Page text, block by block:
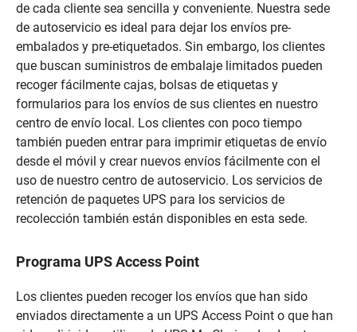
de cada cliente sea sencilla y conveniente. Nuestra sede
de autoservicio es ideal para dejar los envíos pre-
embalados y pre-etiquetados. Sin embargo, los clientes
que buscan suministros de embalaje limitados pueden
recoger fácilmente cajas, bolsas de etiquetas y
formularios para los envíos de sus clientes en nuestro
centro de envío local. Los clientes con poco tiempo
también pueden entrar para imprimir etiquetas de envío
desde el móvil y crear nuevos envíos fácilmente con el
uso de nuestro centro de autoservicio. Los servicios de
retención de paquetes UPS para los servicios de
recolección también están disponibles en esta sede.
Programa UPS Access Point
Los clientes pueden recoger los envíos que han sido
enviados directamente a un UPS Access Point o que han